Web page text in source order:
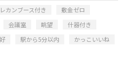
カンブース付き
敷金ゼロ
会議室 眺望
什器付き
駅から5分以内
かっこいいね